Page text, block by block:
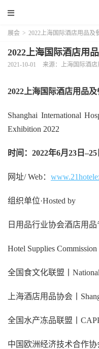
展会 > 2022上海国际酒店用品及
2022上海国际酒店用
2021-10-01 来源：上海国际酒
2022 上海国际酒店用品
Shanghai International
Exhibition 2022
时间： 2022年6月 23 日 –25
网址/ Web：
组织单位·Hosted by
日用品行业协会酒店用
Hotel Supplies
全国食文化联盟丨
上海酒店用品协会丨
全国水产冻品联盟丨
中国欧洲经济技术合作